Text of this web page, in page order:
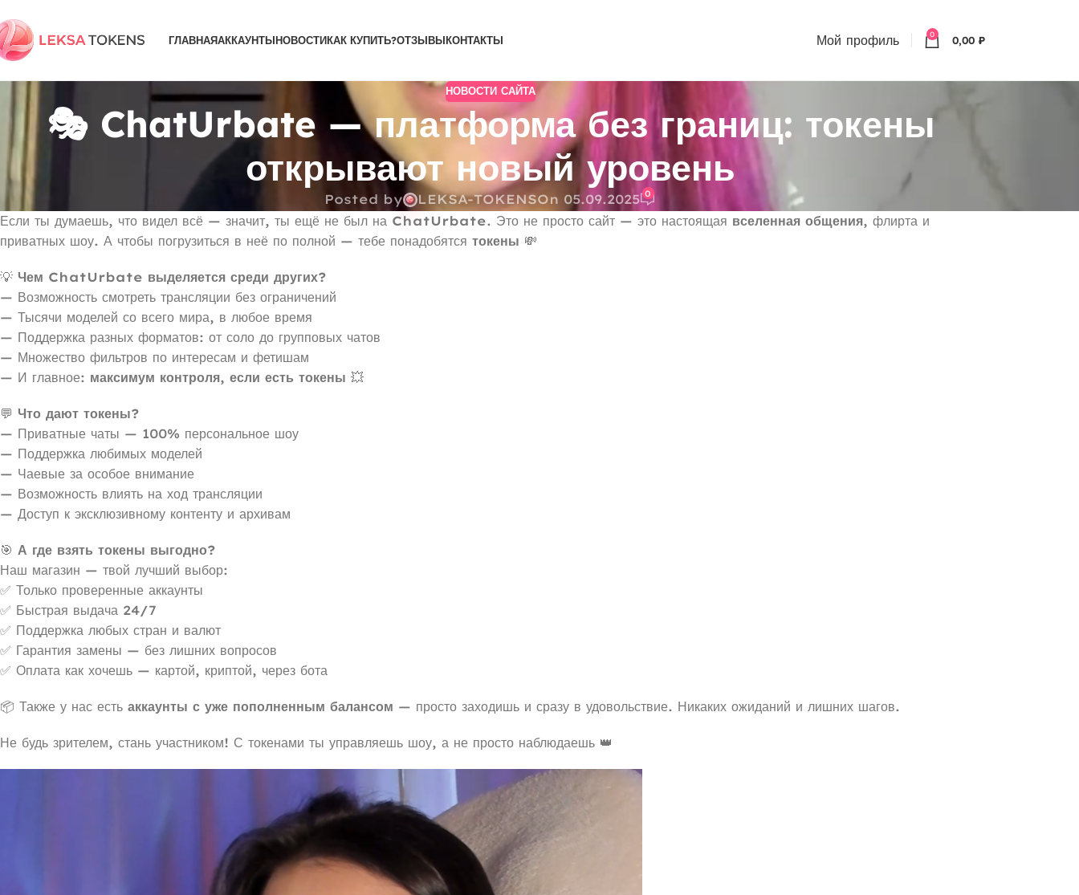
ГЛАВНАЯАККАУНТЫНОВОСТИКАК КУПИТЬ?ОТЗЫВЫКОНТАКТЫ Мой профиль 0 0,00 ₽
НОВОСТИ САЙТА
🎭 ChatUrbate — платформа без границ: токены
открывают новый уровень
Posted by LEKSA-TOKENSOn 05.09.2025 0
Если ты думаешь, что видел всё — значит, ты ещё не был на ChatUrbate. Это не просто сайт — это настоящая вселенная общения, флирта и
приватных шоу. А чтобы погрузиться в неё по полной — тебе понадобятся токены 💸
💡 Чем ChatUrbate выделяется среди других?
— Возможность смотреть трансляции без ограничений
— Тысячи моделей со всего мира, в любое время
— Поддержка разных форматов: от соло до групповых чатов
— Множество фильтров по интересам и фетишам
— И главное: максимум контроля, если есть токены 💥
💬 Что дают токены?
— Приватные чаты — 100% персональное шоу
— Поддержка любимых моделей
— Чаевые за особое внимание
— Возможность влиять на ход трансляции
— Доступ к эксклюзивному контенту и архивам
🎯 А где взять токены выгодно?
Наш магазин — твой лучший выбор:
✅ Только проверенные аккаунты
✅ Быстрая выдача 24/7
✅ Поддержка любых стран и валют
✅ Гарантия замены — без лишних вопросов
✅ Оплата как хочешь — картой, криптой, через бота
📦 Также у нас есть аккаунты с уже пополненным балансом — просто заходишь и сразу в удовольствие. Никаких ожиданий и лишних шагов.
Не будь зрителем, стань участником! С токенами ты управляешь шоу, а не просто наблюдаешь 👑